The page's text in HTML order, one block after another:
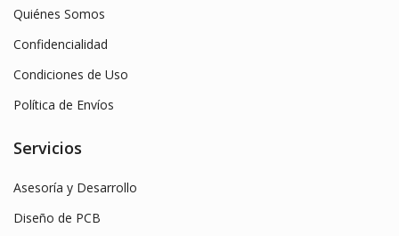
Quiénes Somos
Confidencialidad
Condiciones de Uso
Política de Envíos
Servicios
Asesoría y Desarrollo
Diseño de PCB